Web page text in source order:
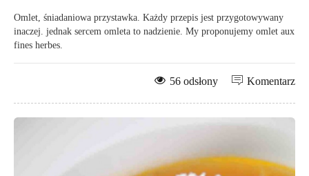
Omlet, śniadaniowa przystawka. Każdy przepis jest przygotowywany
inaczej. jednak sercem omleta to nadzienie. My proponujemy omlet aux
fines herbes.
Komentarz
56 odsłony